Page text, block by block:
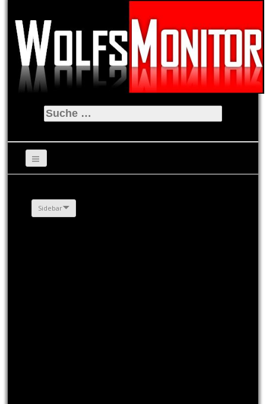
Suche
nach:
Sidebar